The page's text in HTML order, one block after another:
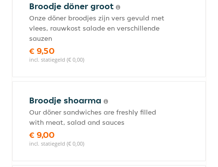
Broodje döner groot
Onze döner broodjes zijn vers gevuld met
vlees, rauwkost salade en verschillende
sauzen
€ 9,50
incl. statiegeld (€ 0,00)
Broodje shoarma
Our döner sandwiches are freshly filled
with meat, salad and sauces
€ 9,00
incl. statiegeld (€ 0,00)